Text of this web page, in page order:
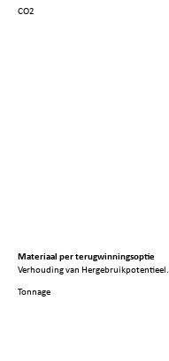
CO2
Materiaal per terugwinningsoptie
Verhouding van Hergebruikpotentieel.
Tonnage